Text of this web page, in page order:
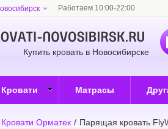
Работаем 10:00-22:00
Купить кровать в Новосибирске
Кровати Матрасы
Кровати Орматек / Парящая кровать